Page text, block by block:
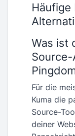
Häufige
Was ist
Für die
Kuma die
Source-
deiner